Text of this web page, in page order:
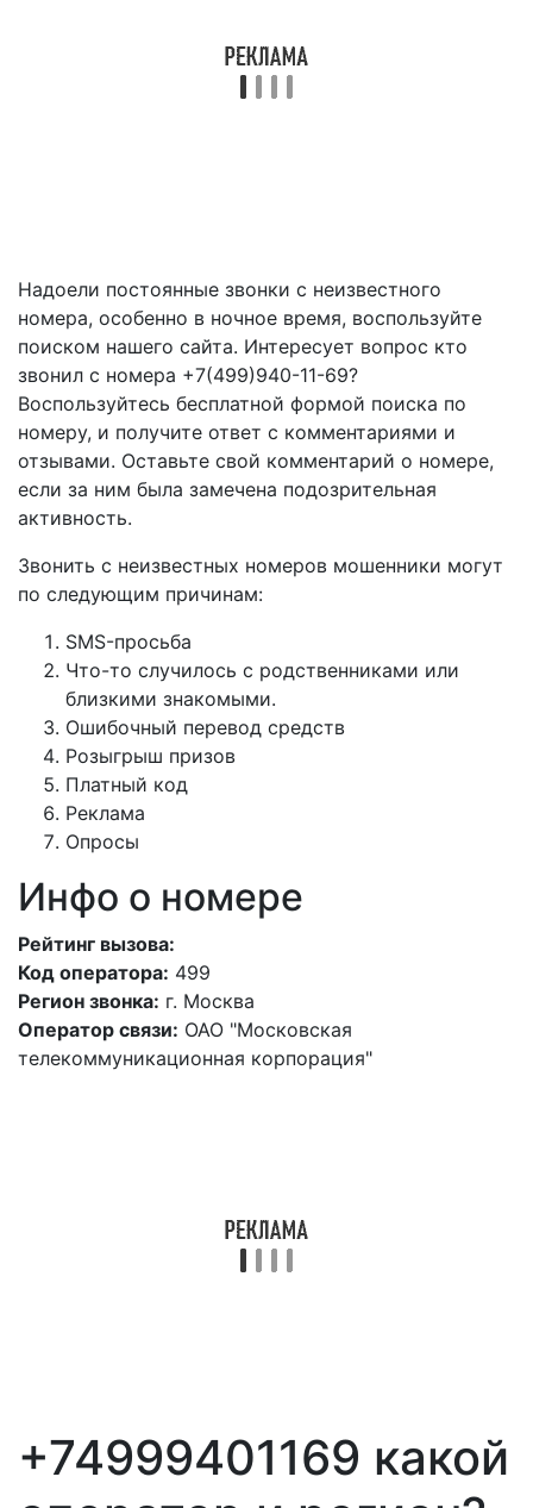
Надоели постоянные звонки с неизвестного
номера, особенно в ночное время, воспользуйте
поиском нашего сайта. Интересует вопрос кто
звонил с номера +7(499)940-11-69?
Воспользуйтесь бесплатной формой поиска по
номеру, и получите ответ с комментариями и
отзывами. Оставьте свой комментарий о номере,
если за ним была замечена подозрительная
активность.
Звонить с неизвестных номеров мошенники могут
по следующим причинам:
SMS-просьба
Что-то случилось с родственниками или
близкими знакомыми.
Ошибочный перевод средств
Розыгрыш призов
Платный код
Реклама
Опросы
Инфо о номере
Рейтинг вызова:
Код оператора: 499
Регион звонка: г. Москва
Оператор связи: ОАО "Московская
телекоммуникационная корпорация"
+74999401169 какой